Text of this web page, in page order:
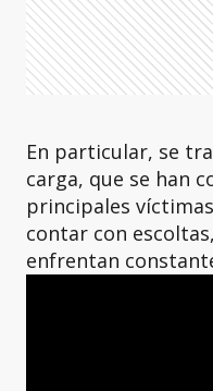
En particular, se
carga, que se han
principales
contar con
enfrentan